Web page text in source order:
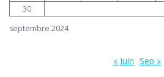
septembre 2024
30
« Juin Sep »